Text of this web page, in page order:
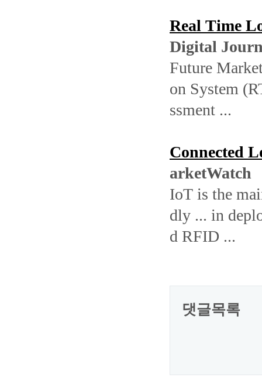
Real Time
Digital
Future
on System
ssment ...
Connected
arketWatch
IoT is the
dly ... in
d RFID ...
댓글목록